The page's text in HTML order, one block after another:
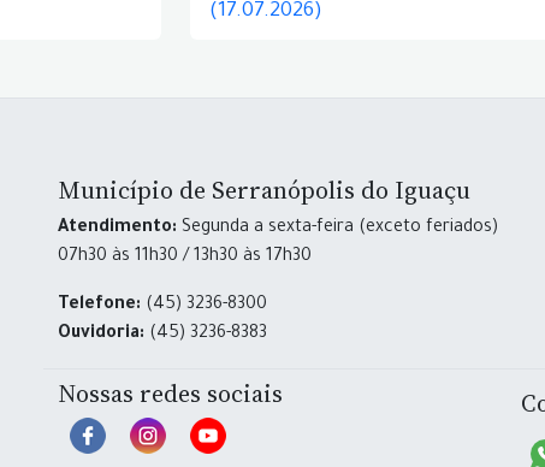
(17.07.2026)
Município de Serranópolis do Iguaçu
Atendimento: Segunda a sexta-feira (exceto feriados)
07h30 às 11h30 / 13h30 às 17h30
Telefone: (45) 3236-8300
Ouvidoria: (45) 3236-8383
Nossas redes sociais